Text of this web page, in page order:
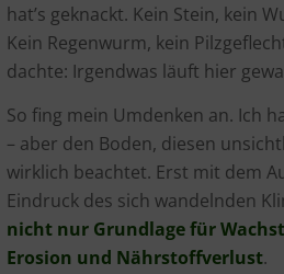
hat’s geknackt. Kein Stein, kein
Kein Regenwurm, kein
dachte: Irgendwas läuft hier
So fing mein Umdenken an. Ich
– aber den Boden, diesen
wirklich beachtet. Erst mit dem
Eindruck des sich wandelnden
nicht nur Grundlage für
Erosion und Nährstoffverlust.